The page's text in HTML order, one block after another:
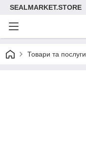
SEALMARKET.STORE
Товари та послуги